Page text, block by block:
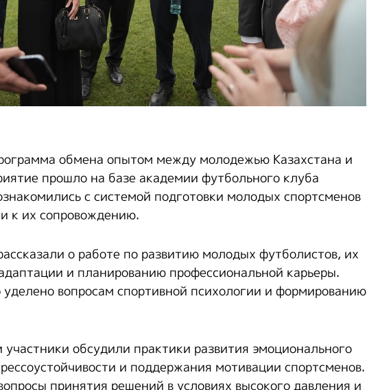
обмена опытом между молодежью Казахстана и
прошло на базе академии футбольного клуба
с системой подготовки молодых спортсменов
к их сопровождению.
о работе по развитию молодых футболистов, их
и планированию профессиональной карьеры.
вопросам спортивной психологии и формированию
участники обсудили практики развития эмоционального
и поддержания мотивации спортсменов.
принятия решений в условиях высокого давления и